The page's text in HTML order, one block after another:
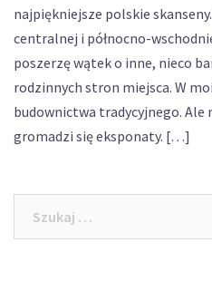
najpiękniejsze polskie
centralnej i północno-
poszerzę wątek o inne, nieco
rodzinnych stron miejsca. W
budownictwa tradycyjnego.
gromadzi się eksponaty. […]